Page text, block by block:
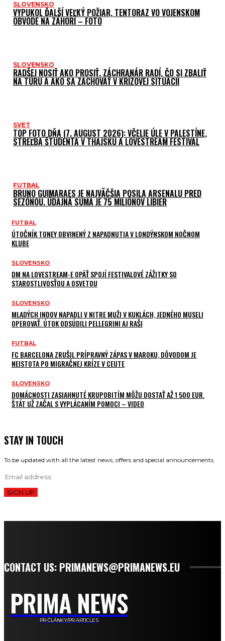
SLOVENSKO
VYPUKOL ĎALŠÍ VEĽKÝ POŽIAR, TENTORAZ VO VOJENSKOM
OBVODE NA ZÁHORÍ – FOTO
SLOVENSKO
RADŠEJ NOSIŤ AKO PROSIŤ. ZÁCHRANÁR RADÍ, ČO SI ZBALIŤ
NA TÚRU A AKO SA ZACHOVAŤ V KRÍZOVEJ SITUÁCII
SVET
TOP FOTO DŇA (7. AUGUST 2026): VČELIE ÚLE V PALESTÍNE,
STREĽBA ŠTUDENTA V THAJSKU A LOVESTREAM FESTIVAL
FUTBAL
BRUNO GUIMARAES JE NAJVÄČŠIA POSILA ARSENALU PRED
SEZÓNOU. ÚDAJNÁ SUMA JE 75 MILIÓNOV LIBIER
FUTBAL
ÚTOČNÍK TONEY OBVINENÝ Z NAPADNUTIA V LONDÝNSKOM NOČNOM
KLUBE
SLOVENSKO
DM NA LOVESTREAM-E OPÄŤ SPOJÍ FESTIVALOVÉ ZÁŽITKY SO
STAROSTLIVOSŤOU A OSVETOU
SLOVENSKO
MLADÝCH INDOV NAPADLI V NITRE MUŽI V KUKLÁCH, JEDNÉHO MUSELI
OPEROVAŤ. ÚTOK ODSÚDILI PELLEGRINI AJ RAŠI
FUTBAL
FC BARCELONA ZRUŠIL PRÍPRAVNÝ ZÁPAS V MAROKU, DÔVODOM JE
NEISTOTA PO MIGRAČNEJ KRÍZE V CEUTE
SLOVENSKO
DOMÁCNOSTI ZASIAHNUTÉ KRUPOBITÍM MÔŽU DOSTAŤ AŽ 1 500 EUR.
ŠTÁT UŽ ZAČAL S VYPLÁCANÍM POMOCI – VIDEO
STAY IN TOUCH
To be updated with all the latest news, offers and special announcements.
SIGN UP
CONTACT US: PRIMANEWS@PRIMANEWS.EU
PRIMA NEWS
PR ČLÁNKY/PR ARTICLES